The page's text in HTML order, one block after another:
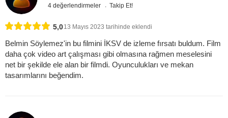
4 değerlendirmeler Takip Et!
5,013 Mayıs 2023 tarihinde eklendi
Belmin Söylemez'in bu filmini İKSV de izleme fırsatı buldum. Film
daha çok video art çalışması gibi olmasına rağmen meselesini
net bir şekilde ele alan bir filmdi. Oyunculukları ve mekan
tasarımlarını beğendim.